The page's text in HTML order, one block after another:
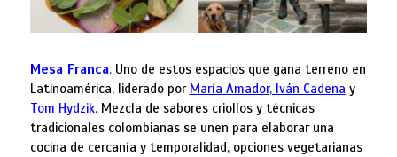
Mesa Franca.Uno de estos espacios que gana terreno en
Latinoamérica, liderado por María Amador, Iván Cadena y
Tom Hydzik. Mezcla de sabores criollos y técnicas
tradicionales colombianas se unen para elaborar una
cocina de cercanía y temporalidad, opciones vegetarianas